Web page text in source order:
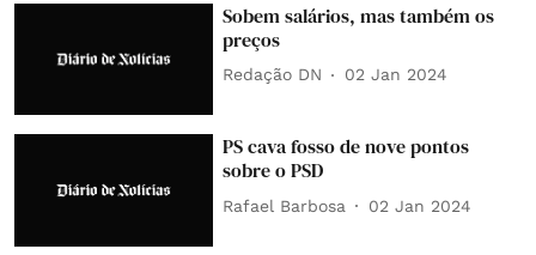
Sobem salários, mas também os
preços
Redação DN 02 Jan 2024
PS cava fosso de nove pontos
sobre o PSD
Rafael Barbosa 02 Jan 2024